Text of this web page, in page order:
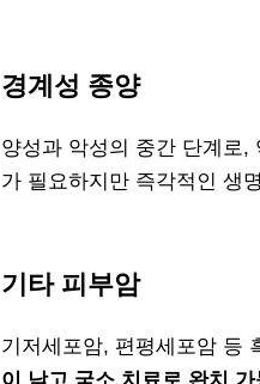
경계성 종양
양성과 악성의 중간 단계로,
가 필요하지만 즉각적인 생
기타 피부암
기저세포암, 편평세포암 등